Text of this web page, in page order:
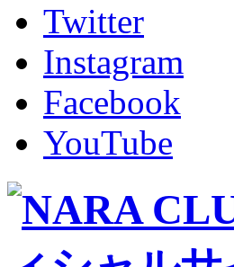
グッズ
ファンコミュニティ
ホームタウン
コラム
その他
TEAM
2026/27トップチーム
2026/27トップチームス
バモス
チアダンススクール
ボランティアチーム「
ビクトリーロード
Twitter
Instagram
Facebook
YouTube